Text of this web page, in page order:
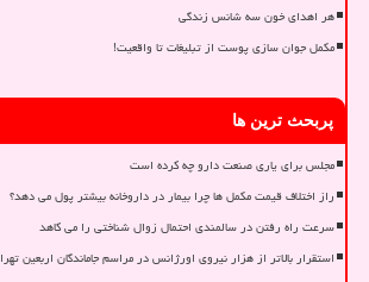
هر اهدای خون سه شانس زندگی
مکمل جوان سازی پوست از تبلیغات تا واقعیت!
پربحث ترین ها
مجلس برای یاری صنعت دارو چه کرده است
راز اختلاف قیمت مکمل ها چرا بیمار در داروخانه بیشتر پول می دهد؟
سرعت راه رفتن در سالمندی احتمال زوال شناختی را می کاهد
استقرار بالاتر از هزار نیروی اورژانس در مراسم جاماندگان اربعین